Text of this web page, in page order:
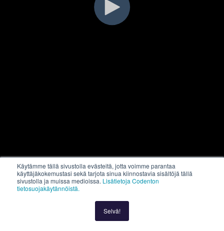
Käytämme tällä sivustolla evästeitä, jotta voimme parantaa
käyttäjäkokemustasi sekä tarjota sinua kiinnostavia sisältöjä tällä
sivustolla ja muissa medioissa. Lisätietoja Codenton
tietosuojakäytännöistä.
Selvä!